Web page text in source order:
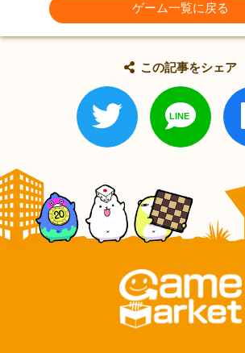
ゲーム一覧に戻る
この記事をシェア